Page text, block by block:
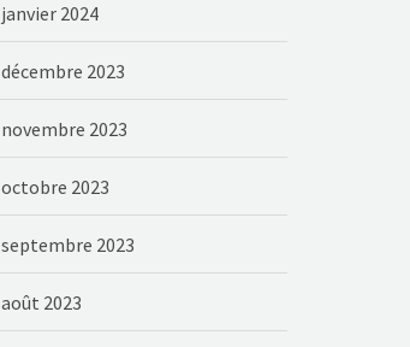
janvier 2024
décembre 2023
novembre 2023
octobre 2023
septembre 2023
août 2023